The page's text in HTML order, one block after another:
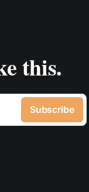
this.
Subscribe